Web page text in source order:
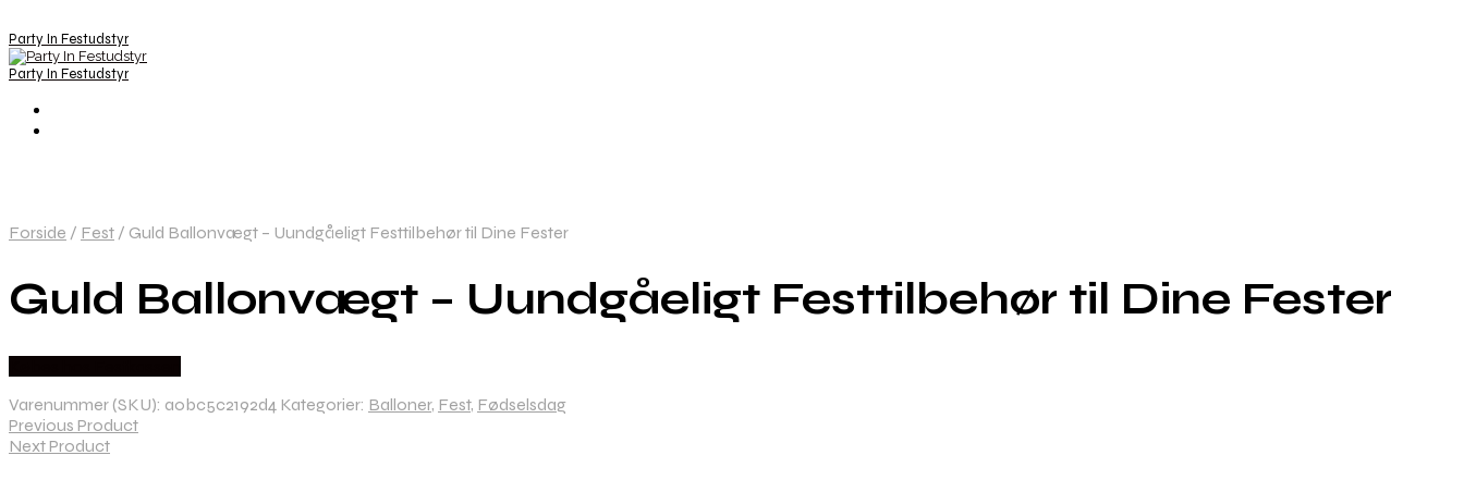
Party In Festudstyr
Party In Festudstyr
Forside / Fest / Guld Ballonvægt – Uundgåeligt Festtilbehør til Dine Fester
Guld Ballonvægt – Uundgåeligt Festtilbehør til Dine Fester
Varenummer (SKU): a0bc5c2192d4 Kategorier: Balloner, Fest, Fødselsdag
Previous Product
Next Product